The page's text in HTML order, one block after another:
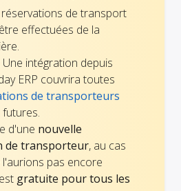
de transport
effectuées de la
Une intégration depuis
ERP couvrira toutes
de transporteurs
d'une nouvelle
de transporteur, au cas
pas encore
gratuite pour tous les